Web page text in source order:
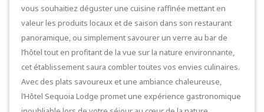
vous souhaitiez déguster une cuisine raffinée mettant en
valeur les produits locaux et de saison dans son restaurant
panoramique, ou simplement savourer un verre au bar de
l’hôtel tout en profitant de la vue sur la nature environnante,
cet établissement saura combler toutes vos envies culinaires.
Avec des plats savoureux et une ambiance chaleureuse,
l’Hôtel Sequoia Lodge promet une expérience gastronomique